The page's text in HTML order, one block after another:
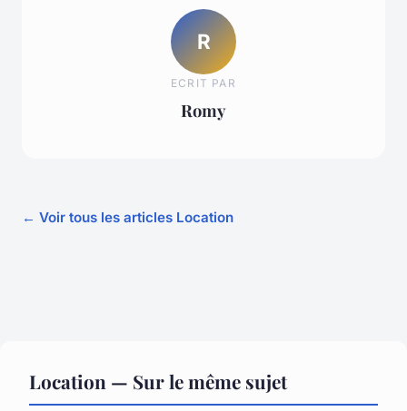
R
ECRIT PAR
Romy
← Voir tous les articles Location
Location — Sur le même sujet